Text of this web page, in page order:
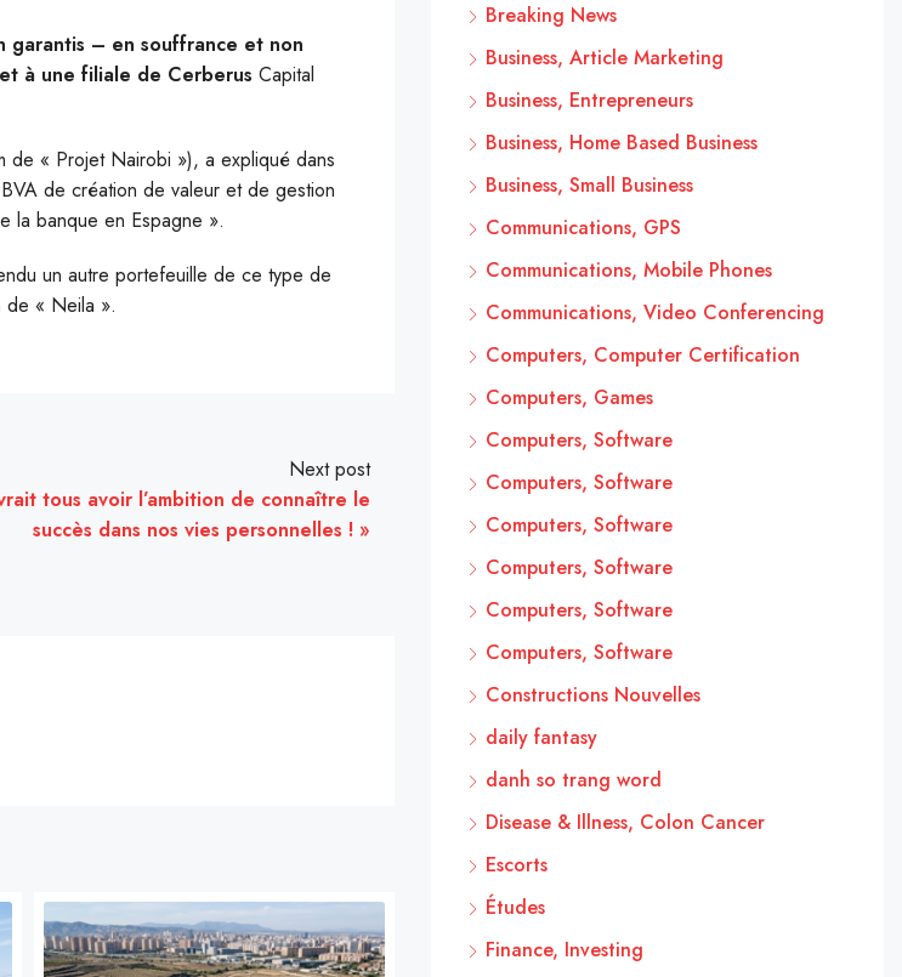
garantis – en souffrance et non
à une filiale de Cerberus Capital
de « Projet Nairobi »), a expliqué dans
de création de valeur et de gestion
la banque en Espagne ».
un autre portefeuille de ce type de
de « Neila ».
Next post
tous avoir l’ambition de connaître le
succès dans nos vies personnelles ! »
Breaking News
Business, Article Marketing
Business, Entrepreneurs
Business, Home Based Business
Business, Small Business
Communications, GPS
Communications, Mobile Phones
Communications, Video Conferencing
Computers, Computer Certification
Computers, Games
Computers, Software
Computers, Software
Computers, Software
Computers, Software
Computers, Software
Computers, Software
Constructions Nouvelles
daily fantasy
danh so trang word
Disease & Illness, Colon Cancer
Escorts
Études
Finance, Investing